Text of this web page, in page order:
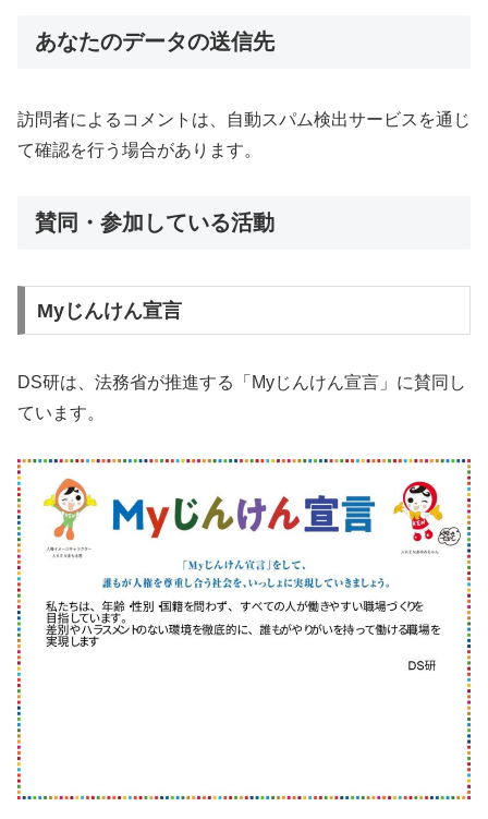
あなたのデータの送信先
訪問者によるコメントは、自動スパム検出サービスを通じ
て確認を行う場合があります。
賛同・参加している活動
Myじんけん宣言
DS研は、法務省が推進する「Myじんけん宣言」に賛同し
ています。